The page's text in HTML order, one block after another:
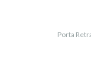
Porta